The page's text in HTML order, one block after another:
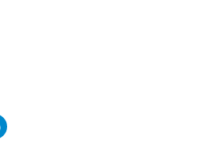
Click
to